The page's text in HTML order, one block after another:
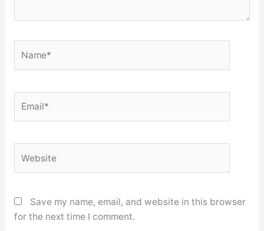
Save my name, email, and website in this browser
for the next time I comment.